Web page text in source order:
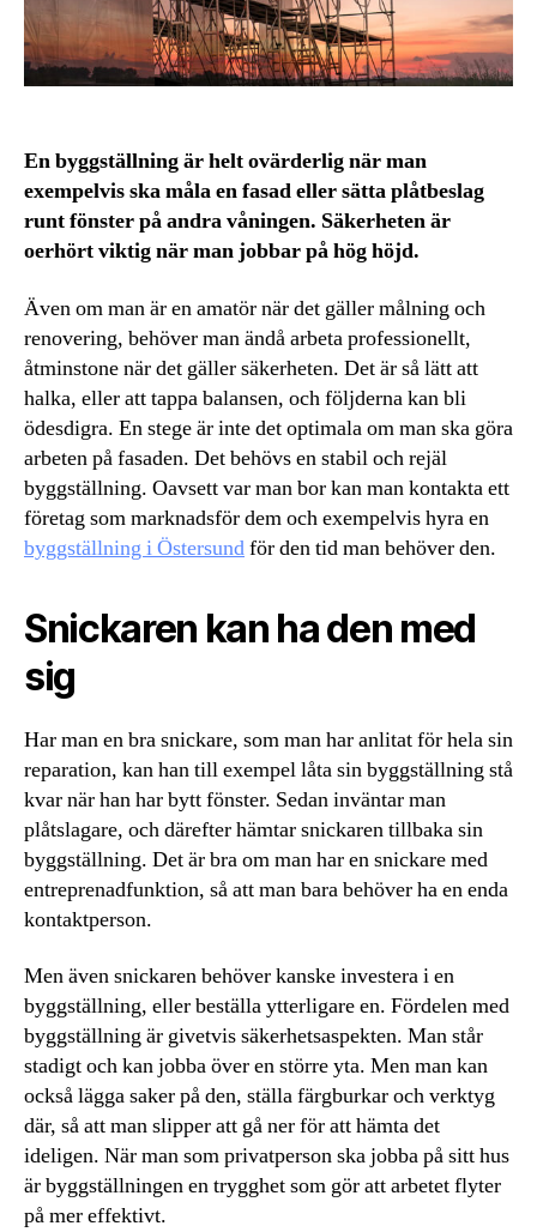
En byggställning är helt ovärderlig när man
exempelvis ska måla en fasad eller sätta plåtbeslag
runt fönster på andra våningen. Säkerheten är
oerhört viktig när man jobbar på hög höjd.
Även om man är en amatör när det gäller målning och
renovering, behöver man ändå arbeta professionellt,
åtminstone när det gäller säkerheten. Det är så lätt att
halka, eller att tappa balansen, och följderna kan bli
ödesdigra. En stege är inte det optimala om man ska göra
arbeten på fasaden. Det behövs en stabil och rejäl
byggställning. Oavsett var man bor kan man kontakta ett
företag som marknadsför dem och exempelvis hyra en
byggställning i Östersundför den tid man behöver den.
Snickaren kan ha den med
sig
Har man en bra snickare, som man har anlitat för hela sin
reparation, kan han till exempel låta sin byggställning stå
kvar när han har bytt fönster. Sedan inväntar man
plåtslagare, och därefter hämtar snickaren tillbaka sin
byggställning. Det är bra om man har en snickare med
entreprenadfunktion, så att man bara behöver ha en enda
kontaktperson.
Men även snickaren behöver kanske investera i en
byggställning, eller beställa ytterligare en. Fördelen med
byggställning är givetvis säkerhetsaspekten. Man står
stadigt och kan jobba över en större yta. Men man kan
också lägga saker på den, ställa färgburkar och verktyg
där, så att man slipper att gå ner för att hämta det
ideligen. När man som privatperson ska jobba på sitt hus
är byggställningen en trygghet som gör att arbetet flyter
på mer effektivt.